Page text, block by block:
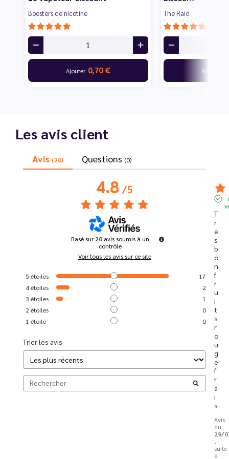
Boosters de nicotine
Ajouter 0,70 €
The Raid
Ajouter
Les avis client
Avis (20) Questions (0)
4.8/5
Basé sur20 avis soumis à un
contrôle
Voir tous les avis sur ce site
5 étoiles
17
4étoiles
2
3 étoiles
1
2 étoiles
0
1 étoile 0
Trier les avis
T
r
e
s
b
o
n
f
r
u
i
t
s
r
o
u
g
e
f
r
a
i
s
Avis
du
29/
,
suite
à